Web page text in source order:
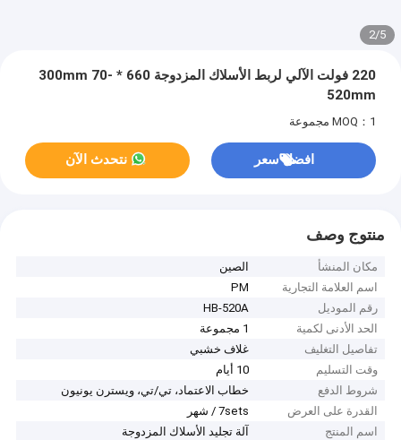
2/5
220 فولت الآلي لربط الأسلاك المزدوجة 660 * 300mm 70-
520mm
MOQ：1 مجموعة
افضل سعر نتحدث الآن
منتوج وصف
مكان المنشأ
الصين
اسم العلامة التجارية
PM
رقم الموديل
HB-520A
الحد الأدنى لكمية
1 مجموعة
تفاصيل التغليف
غلاف خشبي
وقت التسليم
10 أيام
شروط الدفع
خطاب الاعتماد، تي/تي، ويسترن يونيون
القدرة على العرض
7sets / شهر
اسم المنتج
آلة تجليد الأسلاك المزدوجة